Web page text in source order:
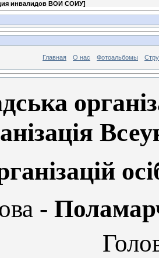
инвалидов ВОИ СОИУ]
Главная О нас Фотоальбомы
-